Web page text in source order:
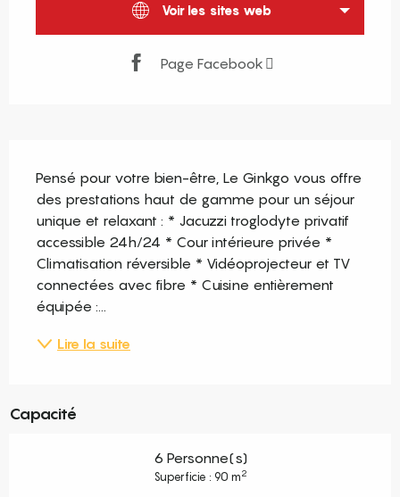
Voir les sites web
Page Facebook
Pensé pour votre bien-être, Le Ginkgo vous offre
des prestations haut de gamme pour un séjour
unique et relaxant : * Jacuzzi troglodyte privatif
accessible 24h/24 * Cour intérieure privée *
Climatisation réversible * Vidéoprojecteur et TV
connectées avec fibre * Cuisine entièrement
équipée :...
Lire la suite
Capacité
6 Personne(s)
Superficie : 90 m2